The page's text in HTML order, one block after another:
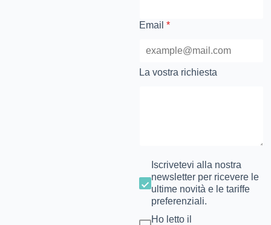
Email *
La vostra richiesta
Iscrivetevi alla nostra
newsletter per ricevere le
ultime novità e le tariffe
preferenziali.
Ho letto il